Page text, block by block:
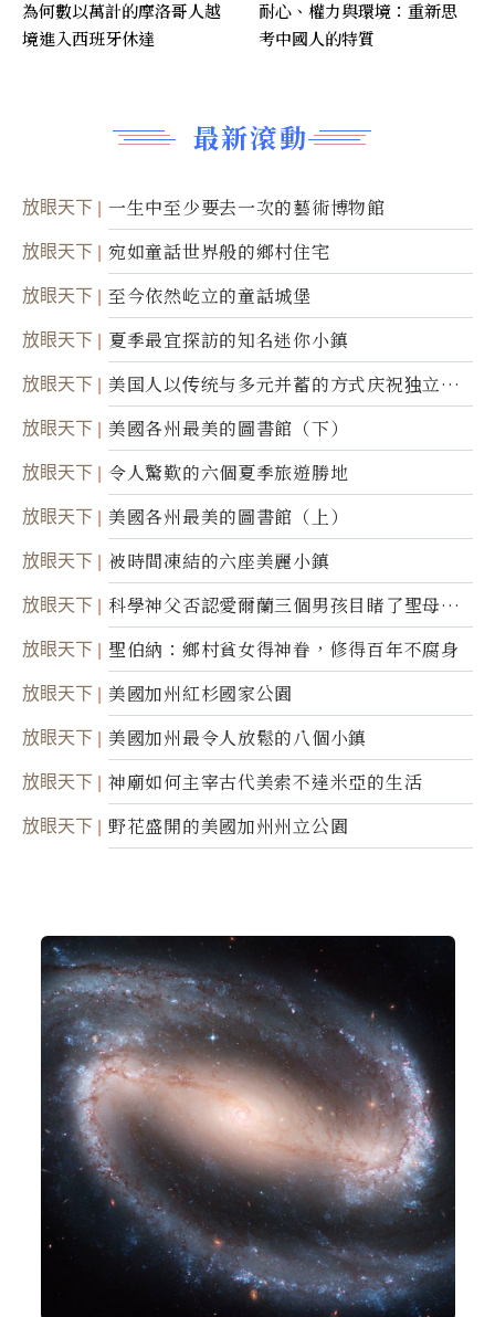
最新滾動
放眼天下 一生中至少要去一次的藝術博物館
放眼天下 宛如童話世界般的鄉村住宅
放眼天下 至今依然屹立的童話城堡
放眼天下 夏季最宜探訪的知名迷你小鎮
放眼天下
美国人以传统与多元并蓄的方式庆祝独立日2
50周年
放眼天下 美國各州最美的圖書館（下）
放眼天下 令人驚歎的六個夏季旅遊勝地
放眼天下 美國各州最美的圖書館（上）
放眼天下 被時間凍結的六座美麗小鎮
放眼天下
科學神父否認愛爾蘭三個男孩目睹了聖母顯
靈
放眼天下 聖伯納：鄉村貧女得神眷，修得百年不腐身
放眼天下 美國加州紅杉國家公園
放眼天下 美國加州最令人放鬆的八個小鎮
放眼天下 神廟如何主宰古代美索不達米亞的生活
放眼天下 野花盛開的美國加州州立公園
為何數以萬計的摩洛哥人越
境進入西班牙休達
耐心、權力與環境：重新思
考中國人的特質